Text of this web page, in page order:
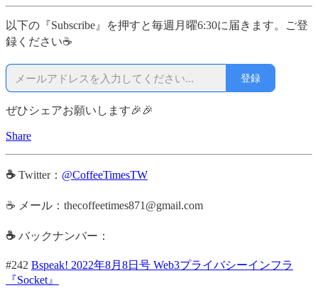
以下の『Subscribe』を押すと毎週月曜6:30に届きます。ご登
録ください☕
登録
ぜひシェアお願いします🎉🎉
Share
☕ Twitter： @CoffeeTimesTW
☕ メール：thecoffeetimes871@gmail.com
☕ バックナンバー：
#242 Bspeak! 2022年8月8日号 Web3プライバシーインフラ
『Socket』